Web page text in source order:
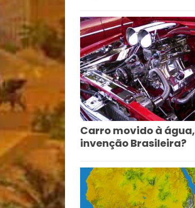
Carro movido à água,
invenção Brasileira?